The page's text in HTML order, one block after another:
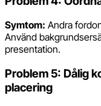
Symtom: Andra
Använd
presentation.
Problem 5: Dålig
placering